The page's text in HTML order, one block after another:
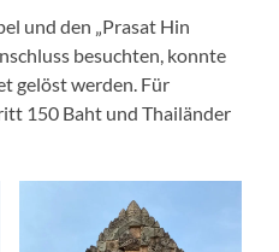
und den „Prasat Hin
besuchten, konnte
gelöst werden. Für
150 Baht und Thailänder